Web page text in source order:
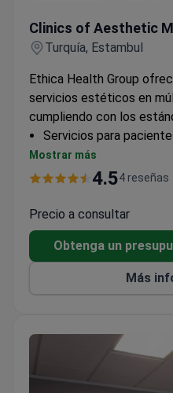
Clinics of Aesthetic
Turquía, Estambul
Ethica Health Group
servicios estéticos en
cumpliendo con los
Servicios para
incluyen asistencia
Tratamientos
Bookimed
Mostrar más
4.54 reseñas
Precio a consultar
Obtenga un
Más